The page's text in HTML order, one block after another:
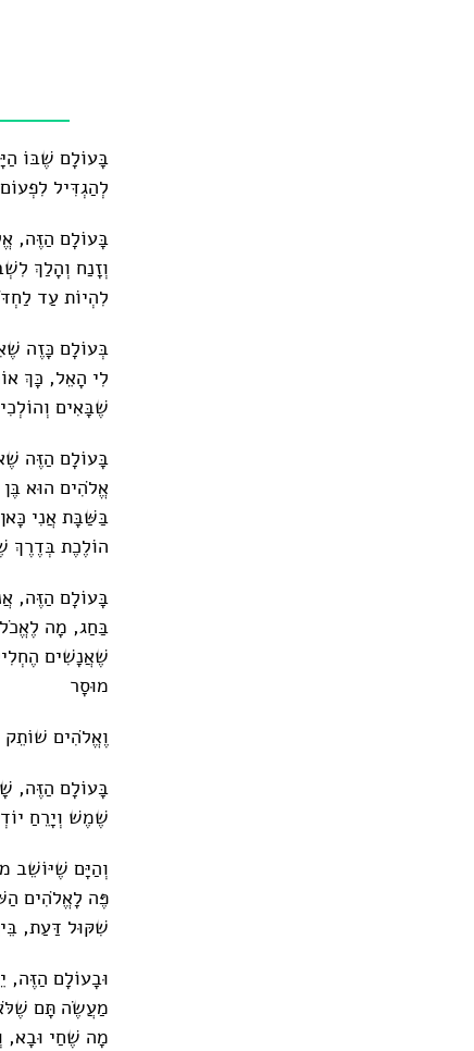
בָּעוֹלָם שֶׁבּוֹ
לְהַגְדִּיל
בָּעוֹלָם הַזֶּה,
וְזָנַח וְהָלַךְ
לִהְיוֹת עַד
בְּעוֹלָם כָּזֶה
לִי הָאֵל, כָּךְ
שֶׁבָּאִים
בָּעוֹלָם הַזֶּה
אֱלֹהִים הוּא
בַּשַּׁבָּת אֲנִי
הוֹלֶכֶת בְּדֶרֶךְ
בָּעוֹלָם הַזֶּה,
בַּחַג, מָה לֶאֱכֹל
שֶׁאֲנָשִׁים
מוּסָר
וֶאֱלֹהִים
בָּעוֹלָם הַזֶּה,
שֶׁמֶשׁ וְיָרֵחַ
וְהַיָּם שֶׁיּוֹשֵׁב
פֶּה לָאֱלֹהִים
שִׁקּוּל דַּעַת,
וּבָעוֹלָם הַזֶּה,
מַעֲשֶׂה תָּם
מָה שֶׁחַי וּבָא,